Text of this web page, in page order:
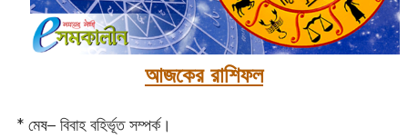
আজকের রাশিফল
* মেষ– বিবাহ বহির্ভূত সম্পর্ক।